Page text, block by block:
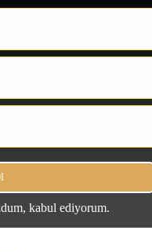
kabul ediyorum.